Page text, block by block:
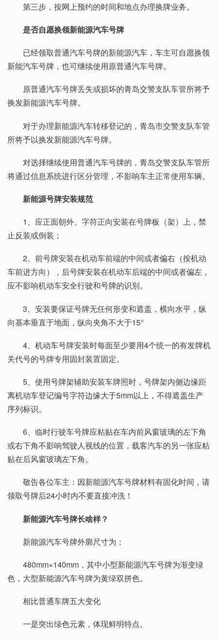
第三步，按网上预约的时间和地点办理换牌业务。
是否自愿换领新能源汽车号牌
已经领取普通汽车号牌的新能源汽车，车主可自愿换领
新能汽车号牌，也可继续使用原普通汽车号牌。
原普通汽车号牌丢失或损坏的青岛交警支队车管所将予
换发新能源汽车号牌。
对于办理新能源汽车转移登记的，青岛市交警支队车管
所将予以换发新能源汽车号牌。
对选择继续使用普通汽车号牌的，青岛交警支队车管所
将通过信息系统进行区分管理，不影响车主正常使用车辆。
新能源号牌安装规范
1、应正面朝外、字符正向安装在号牌板（架）上，禁
止反装或倒装；
2、前号牌安装在机动车前端的中间或者偏右（按机动
车前进方向），后号牌安装在机动车后端的中间或者偏左，
应不影响机动车安全行驶和号牌的识别。
3、安装要保证号牌无任何形变和遮盖，横向水平，纵
向基本垂直于地面，纵向夹角不大于15°
4、机动车号牌安装时每面至少要用4个统一的有发牌机
关代号的号牌专用固封装置固定。
5、使用号牌架辅助安装车牌照时，号牌架内侧边缘距
离机动车登记编号字符边缘大于5mm以上，不得遮盖生产
序列标识。
6、临时行驶车号牌应粘贴在车内前风窗玻璃的左下角
或右下角不影响驾驶人视线的位置，载客汽车的另一张应粘
贴在后风窗玻璃左下角。
敬告各位车主：因新能源汽车号牌材料有固化时间，请
领取号牌后24小时内不要直接冲洗！
新能源汽车号牌长啥样？
新能源汽车号牌外廓尺寸为：
480mm×140mm，其中小型新能源汽车号牌为渐变绿
色，大型新能源汽车号牌为黄绿双拼色。
相比普通车牌五大变化
一是突出绿色元素，体现鲜明特点。